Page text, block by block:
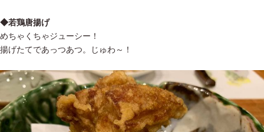
◆若鶏唐揚げ
めちゃくちゃジューシー！
揚げたてであっつあつ。じゅわ～！